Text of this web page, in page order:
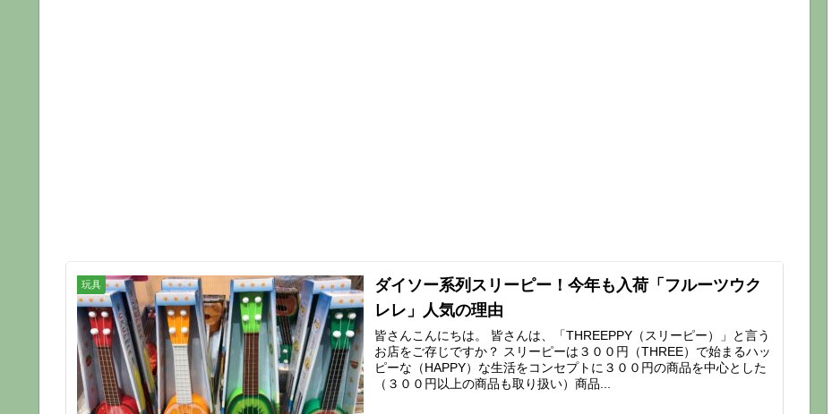
玩具
ダイソー系列スリーピー！今年も入荷「フルーツウク
レレ」人気の理由
皆さんこんにちは。 皆さんは、「THREEPPY（スリーピー）」と言う
お店をご存じですか？ スリーピーは３００円（THREE）で始まるハッ
ピーな（HAPPY）な生活をコンセプトに３００円の商品を中心とした
（３００円以上の商品も取り扱い）商品...